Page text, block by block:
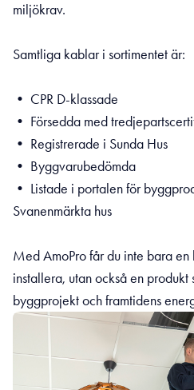
miljökrav.
Samtliga kablar i sortimentet är:
• CPR D-klassade
• Försedda med
• Registrerade i Sunda Hus
• Byggvarubedömda
• Listade i portalen för
Svanenmärkta hus
Med AmoPro får du inte bara
installera, utan också en
byggprojekt och framtidens